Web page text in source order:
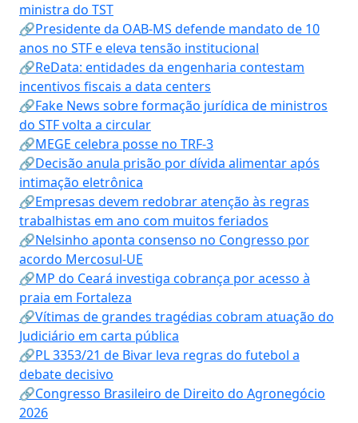
ministra do TST
🔗Presidente da OAB-MS defende mandato de 10
anos no STF e eleva tensão institucional
🔗ReData: entidades da engenharia contestam
incentivos fiscais a data centers
🔗Fake News sobre formação jurídica de ministros
do STF volta a circular
🔗MEGE celebra posse no TRF-3
🔗Decisão anula prisão por dívida alimentar após
intimação eletrônica
🔗Empresas devem redobrar atenção às regras
trabalhistas em ano com muitos feriados
🔗Nelsinho aponta consenso no Congresso por
acordo Mercosul-UE
🔗MP do Ceará investiga cobrança por acesso à
praia em Fortaleza
🔗Vítimas de grandes tragédias cobram atuação do
Judiciário em carta pública
🔗PL 3353/21 de Bivar leva regras do futebol a
debate decisivo
🔗Congresso Brasileiro de Direito do Agronegócio
2026